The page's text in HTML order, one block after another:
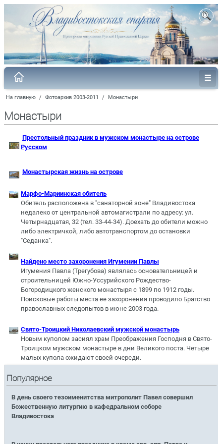
На главную / Фотоархив 2003-2011 / Монастыри
Монастыри
Престольный праздник в мужском монастыре на острове
Русском
Монастырская жизнь на острове
Марфо-Мариинская обитель
Обитель расположена в "санаторной зоне" Владивостока
недалеко от центральной автомагистрали по адресу: ул.
Четырнадцатая, 32 (тел. 33-44-34). Доехать до обители можно
либо электричкой, либо автотранспортом до остановки
"Седанка".
Найдено место захоронения Игумении Павлы
Игумения Павла (Трегубова) являлась основательницей и
строительницей Южно-Уссурийского Рождество-
Богородицкого женского монастыря с 1899 по 1912 годы.
Поисковые работы места ее захоронения проводило Братство
православных следопытов в июне 2003 года.
Свято-Троицкий Николаевский мужской монастырь
Новым куполом засиял храм Преображения Господня в Свято-
Троицком мужском монастыре в дни Великого поста. Четыре
малых купола ожидают своей очереди.
Популярное
В день своего тезоименитства митрополит Павел совершил
Божественную литургию в кафедральном соборе
Владивостока